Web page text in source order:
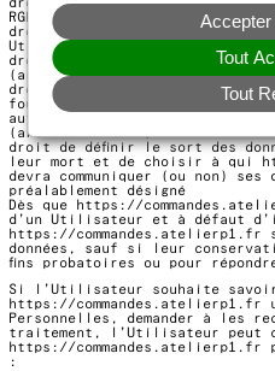
droit de retirer à tout moment
RGPD)
droit à la limitation du
Utilisateurs (article 18 RGPD)
droit d’opposition au
(article 21 RGPD)
droit à la portabilité des
fournies, lorsque ces données
automatisés fondés sur leur
(article 20 RGPD)
droit de définir le sort des
leur mort et de choisir à qui
devra communiquer (ou non)
préalablement désigné
Dès que
https://
d’un Utilisateur et à défaut
https://commandes.atelierp1.fr
données, sauf si leur
fins probatoires ou pour
Si l’Utilisateur souhaite savoir
https://commandes.atelierp1.fr
Personnelles, demander à les
traitement, l’Utilisateur peut
https://commandes.atelierp1.fr
:
Tout
Tout